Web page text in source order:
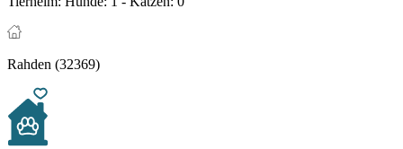
Rahden (32369)